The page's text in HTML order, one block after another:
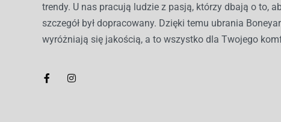
trendy. U nas pracują ludzie z pasją, którzy dbają o to,
szczegół był dopracowany. Dzięki temu ubrania
wyróżniają się jakością, a to wszystko dla Twojego